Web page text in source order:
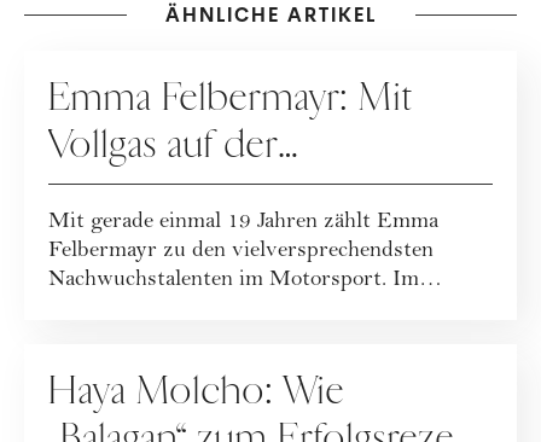
ÄHNLICHE ARTIKEL
Emma Felbermayr: Mit
Vollgas auf der
Überholspur
Mit gerade einmal 19 Jahren zählt Emma
Felbermayr zu den vielversprechendsten
Nachwuchstalenten im Motorsport. Im
Haya Molcho: Wie